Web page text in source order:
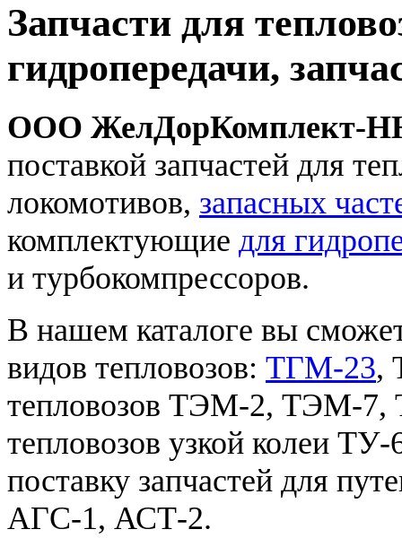
Запчасти для
гидропередачи,
ООО ЖелДорКомплект-
поставкой запчастей для
локомотивов, запасных
комплектующие для
и турбокомпрессоров.
В нашем каталоге вы
видов тепловозов: ТГМ-23,
тепловозов ТЭМ-2, ТЭМ-7,
тепловозов узкой колеи
поставку запчастей для
АГС-1, АСТ-2.